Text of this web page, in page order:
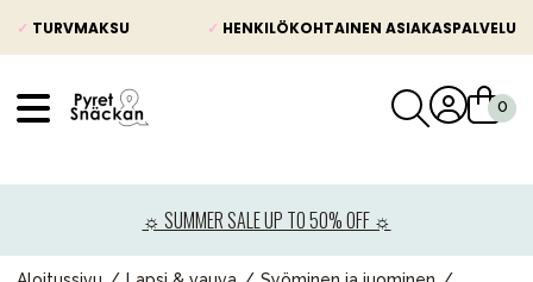
✓ TURVMAKSU ✓ HENKILÖKOHTAINEN ASIAKASPALVELU
☼ SUMMER SALE UP TO 50% OFF ☼
Lastenvaunut